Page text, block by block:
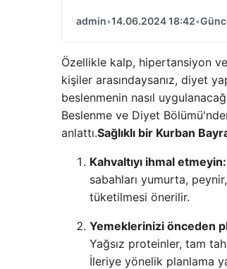
admin•14.06.2024 18:42•
Özellikle kalp, hipertansiyon
kişiler arasındaysanız, diyet
beslenmenin nasıl
Beslenme ve Diyet
anlattı.Sağlıklı bir Kurban
Kahvaltıyı ihmal etmeyin:
sabahları yumurta,
tüketilmesi önerilir.
Yemeklerinizi önceden
Yağsız proteinler, tam
İleriye yönelik planlama